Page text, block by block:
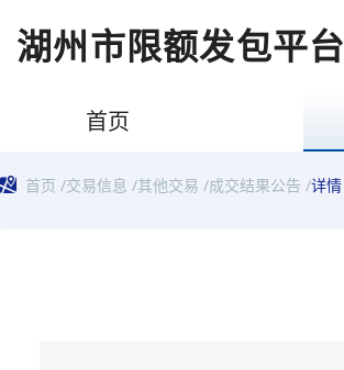
湖州市限额发包平台
首页
首页 /交易信息 /其他交易 /成交结果公告 /详情